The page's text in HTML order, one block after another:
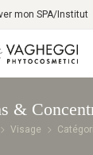
mon SPA/Institut
&
Visage